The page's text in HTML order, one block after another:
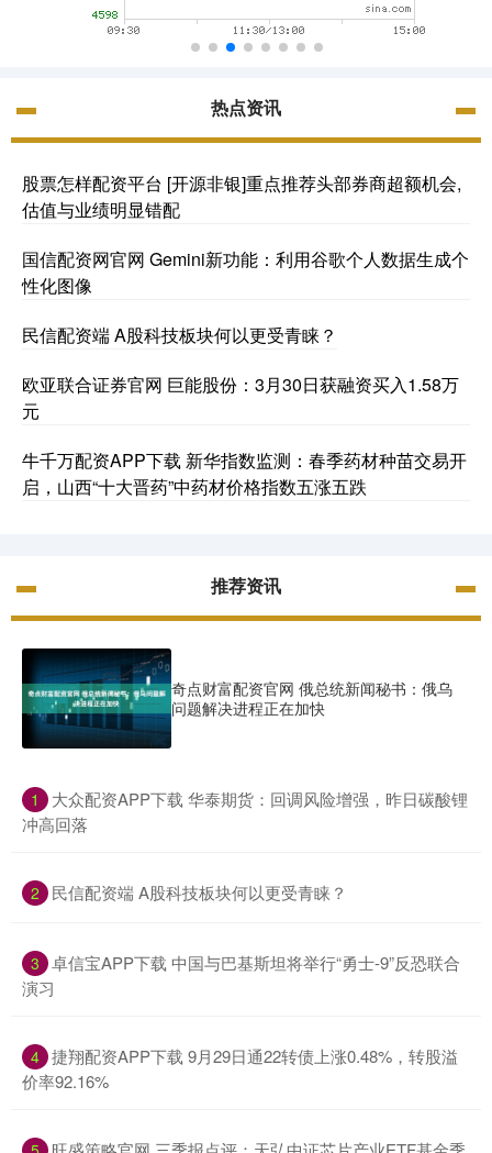
热点资讯
股票怎样配资平台 [开源非银]重点推荐头部券商超额机会,
估值与业绩明显错配
国信配资网官网 Gemini新功能：利用谷歌个人数据生成个
性化图像
民信配资端 A股科技板块何以更受青睐？
欧亚联合证券官网 巨能股份：3月30日获融资买入1.58万
元
牛千万配资APP下载 新华指数监测：春季药材种苗交易开
启，山西“十大晋药”中药材价格指数五涨五跌
推荐资讯
奇点财富配资官网 俄总统新闻秘书：俄乌
问题解决进程正在加快
1
​大众配资APP下载 华泰期货：回调风险增强，昨日碳酸锂
冲高回落
2 ​民信配资端 A股科技板块何以更受青睐？
3 ​卓信宝APP下载 中国与巴基斯坦将举行“勇士-9”反恐联合
演习
4 ​捷翔配资APP下载 9月29日通22转债上涨0.48%，转股溢
价率92.16%